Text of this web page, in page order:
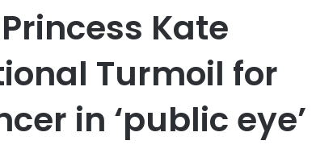
Kate
Turmoil for
in ‘public eye’